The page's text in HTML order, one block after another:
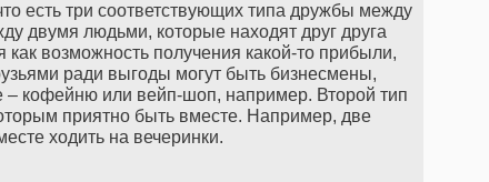
есть три соответствующих типа дружбы между
двумя людьми, которые находят друг друга
возможность получения какой-то прибыли,
ради выгоды могут быть бизнесмены,
– кофейню или вейп-шоп, например. Второй тип
приятно быть вместе. Например, две
ходить на вечеринки.